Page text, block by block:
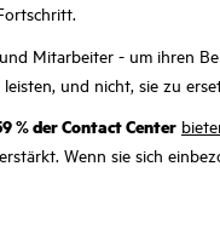
Mitarbeiter - um ihren
und nicht, sie zu
% der Contact Center
Wenn sie sich